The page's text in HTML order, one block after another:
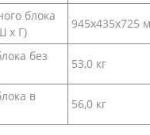
блока
х Г)
945x435x725
без
53,0 кг
в
56,0 кг